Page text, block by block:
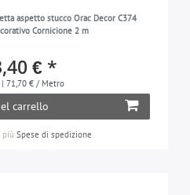
aspetto stucco Orac Decor C374
Cornicione 2 m
€ *
| 71,70 € / Metro
carrello
più Spese di spedizione